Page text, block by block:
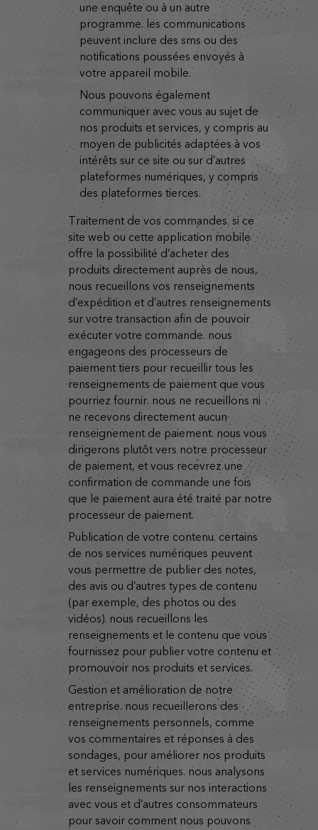
une enquête ou à un autre
programme. les communications
peuvent inclure des sms ou des
notifications poussées envoyés à
votre appareil mobile.
nous pouvons également
communiquer avec vous au sujet de
nos produits et services, y compris au
moyen de publicités adaptées à vos
intérêts sur ce site ou sur d’autres
plateformes numériques, y compris
des plateformes tierces.
traitement de vos commandes. si ce
site web ou cette application mobile
offre la possibilité d’acheter des
produits directement auprès de nous,
nous recueillons vos renseignements
d’expédition et d’autres renseignements
sur votre transaction afin de pouvoir
exécuter votre commande. nous
engageons des processeurs de
paiement tiers pour recueillir tous les
renseignements de paiement que vous
pourriez fournir. nous ne recueillons ni
ne recevons directement aucun
renseignement de paiement. nous vous
dirigerons plutôt vers notre processeur
de paiement, et vous recevrez une
confirmation de commande une fois
que le paiement aura été traité par notre
processeur de paiement.
publication de votre contenu. certains
de nos services numériques peuvent
vous permettre de publier des notes,
des avis ou d’autres types de contenu
(par exemple, des photos ou des
vidéos). nous recueillons les
renseignements et le contenu que vous
fournissez pour publier votre contenu et
promouvoir nos produits et services.
gestion et amélioration de notre
entreprise. nous recueillerons des
renseignements personnels, comme
vos commentaires et réponses à des
sondages, pour améliorer nos produits
et services numériques. nous analysons
les renseignements sur nos interactions
avec vous et d’autres consommateurs
pour savoir comment nous pouvons